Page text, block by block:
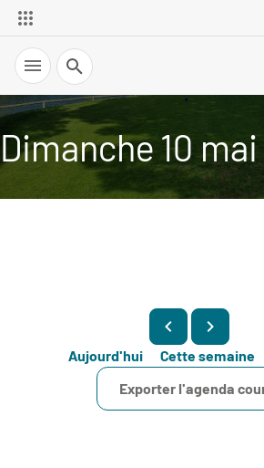
Recherche
Dimanche 10
Aujourd'hui Cette semaine
Exporter l'agenda